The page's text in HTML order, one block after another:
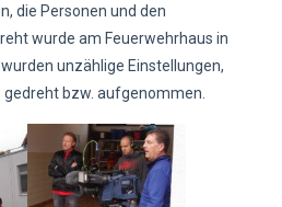
die Personen und den
wurde am Feuerwehrhaus in
unzählige Einstellungen,
bzw. aufgenommen.